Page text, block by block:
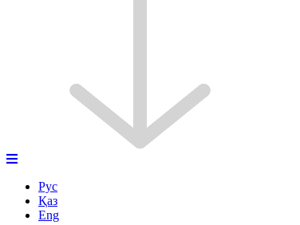
Рус
Қаз
Eng